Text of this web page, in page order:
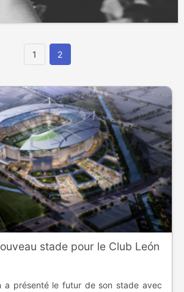
1 2
stade pour le Club León
a présenté le futur de son stade avec